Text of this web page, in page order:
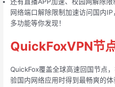
网络端口解除限制加速访问国内
多功能等你发现！
QuickFoxVPN节
QuickFox覆盖全球高速回国节点
验国内网络应用时得到最畅爽的